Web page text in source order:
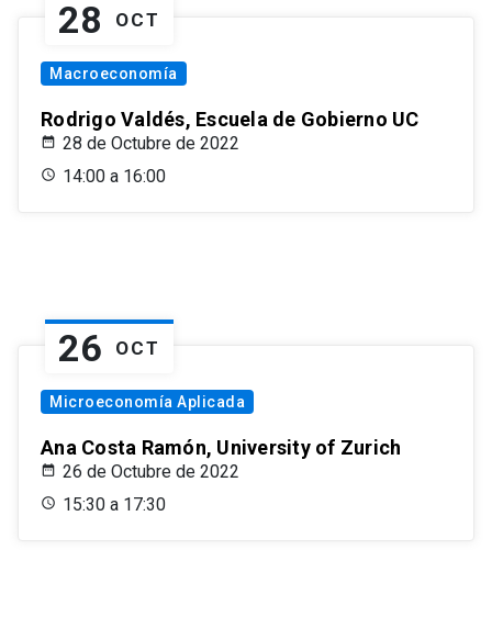
28 OCT
Macroeconomía
Rodrigo Valdés, Escuela de Gobierno UC
28 de Octubre de 2022
14:00 a 16:00
26 OCT
Microeconomía Aplicada
Ana Costa Ramón, University of Zurich
26 de Octubre de 2022
15:30 a 17:30